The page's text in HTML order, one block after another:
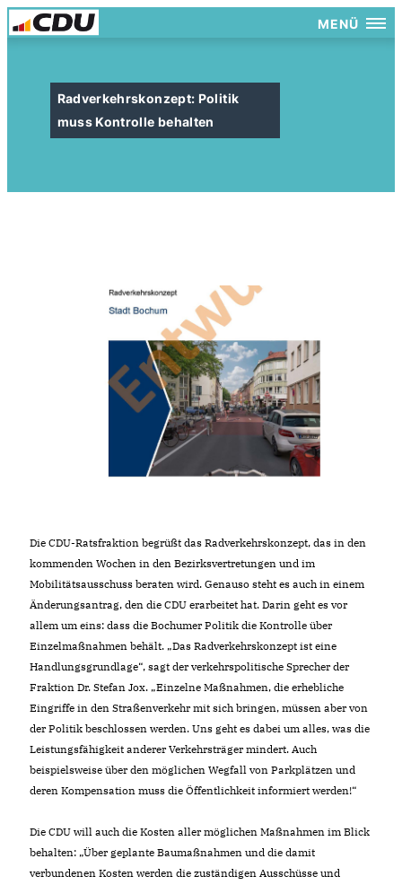
MENÜ
Radverkehrskonzept: Politik
muss Kontrolle behalten
Die CDU-Ratsfraktion begrüßt das Radverkehrskonzept, das in den
kommenden Wochen in den Bezirksvertretungen und im
Mobilitätsausschuss beraten wird. Genauso steht es auch in einem
Änderungsantrag, den die CDU erarbeitet hat. Darin geht es vor
allem um eins: dass die Bochumer Politik die Kontrolle über
Einzelmaßnahmen behält. „Das Radverkehrskonzept ist eine
Handlungsgrundlage“, sagt der verkehrspolitische Sprecher der
Fraktion Dr. Stefan Jox. „Einzelne Maßnahmen, die erhebliche
Eingriffe in den Straßenverkehr mit sich bringen, müssen aber von
der Politik beschlossen werden. Uns geht es dabei um alles, was die
Leistungsfähigkeit anderer Verkehrsträger mindert. Auch
beispielsweise über den möglichen Wegfall von Parkplätzen und
deren Kompensation muss die Öffentlichkeit informiert werden!“
Die CDU will auch die Kosten aller möglichen Maßnahmen im Blick
behalten: „Über geplante Baumaßnahmen und die damit
verbundenen Kosten werden die zuständigen Ausschüsse und